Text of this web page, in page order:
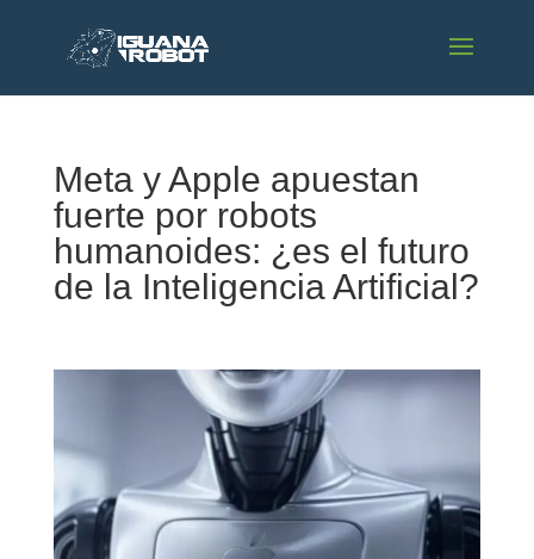
Meta y Apple apuestan
fuerte por robots
humanoides: ¿es el futuro
de la Inteligencia Artificial?